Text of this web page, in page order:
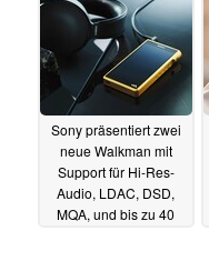
Sony präsentiert zwei
neue Walkman mit
Support für Hi-Res-
Audio, LDAC, DSD,
MQA, und bis zu 40